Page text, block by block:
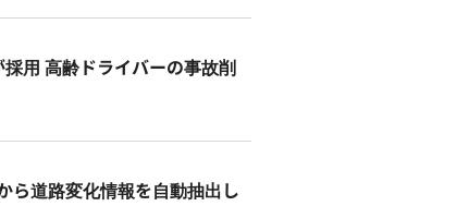
用 高齢ドライバーの事故削
道路変化情報を自動抽出し